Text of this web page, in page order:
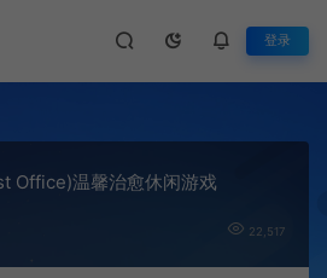
登录
Office)温馨治愈休闲游戏
22,517